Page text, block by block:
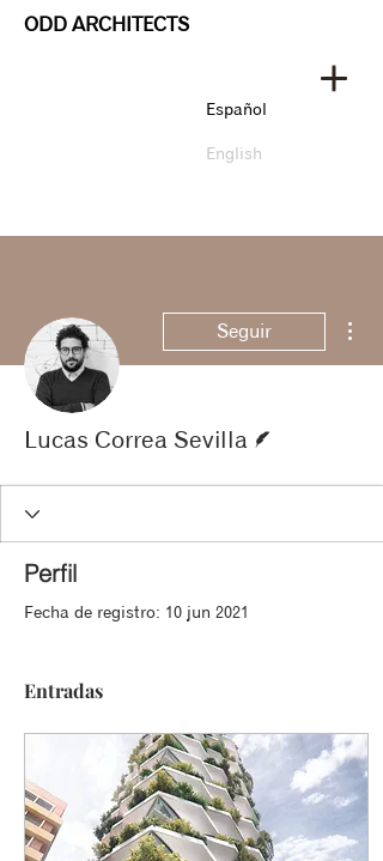
ODD ARCHITECTS
Español
English
Seguir
Lucas Correa Sevilla
Perfil
Fecha de registro: 10 jun 2021
Entradas